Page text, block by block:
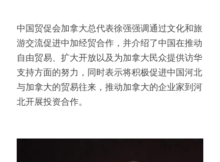
中国贸促会加拿大总代表徐强强调通过文化和旅
游交流促进中加经贸合作，并介绍了中国在推动
自由贸易、扩大开放以及为加拿大民众提供访华
支持方面的努力，同时表示将积极促进中国河北
与加拿大的贸易往来，推动加拿大的企业家到河
北开展投资合作。